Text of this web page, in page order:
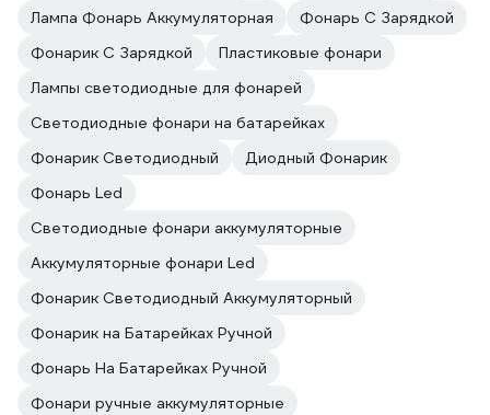
Лампа Фонарь Аккумуляторная
Фонарь С Зарядкой
Фонарик С Зарядкой
Пластиковые фонари
Лампы светодиодные для фонарей
Светодиодные фонари на батарейках
Фонарик Светодиодный
Диодный Фонарик
Фонарь Led
Светодиодные фонари аккумуляторные
Аккумуляторные фонари Led
Фонарик Светодиодный Аккумуляторный
Фонарик на Батарейках Ручной
Фонарь На Батарейках Ручной
Фонари ручные аккумуляторные